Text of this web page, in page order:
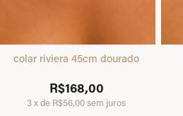
colar riviera 45cm dourado
R$168,00
3xde R$56,00sem juros